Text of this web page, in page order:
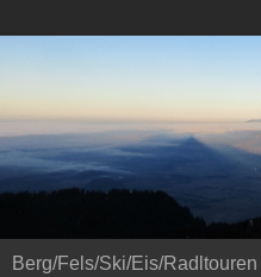
Berg/Fels/Ski/Eis/